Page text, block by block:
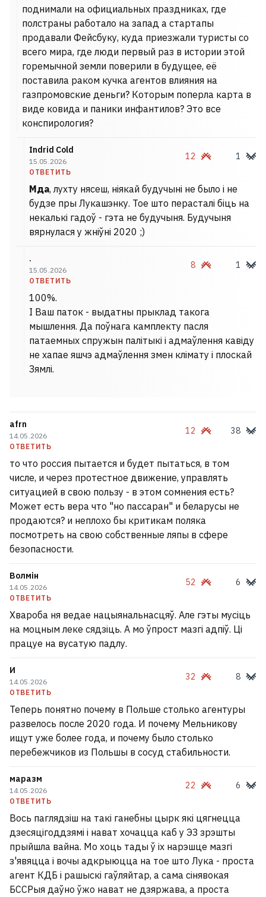
поднимали на официальных праздниках, где
полстраны работало на запад а стартапы
продавали Фейсбуку, куда приезжали туристы со
всего мира, где люди первый раз в истории этой
горемычной земли поверили в будущее, её
поставила раком кучка агентов влияния на
газпромовские деньги? Которым поперла карта в
виде ковида и паники инфантилов? Это все
конспирология?
Indrid Cold
15.05.2026
ОТВЕТИТЬ
12 1
Мда, лухту нясеш, ніякай будучыні не было і не
будзе пры Лукашэнку. Тое што перасталі біць на
некалькі гадоў - гэта не будучыня. Будучыня
вярнулася у жніўні 2020 ;)
.
15.05.2026
ОТВЕТИТЬ
8 1
100%.
І Ваш паток - выдатны прыклад такога
мышлення. Да поўнага камплекту пасля
патаемных спружын палітыкі і адмаўлення кавіду
не хапае яшчэ адмаўлення змен клімату і плоскай
Зямлі.
afrn
14.05.2026
ОТВЕТИТЬ
12 38
то что россия пытается и будет пытаться, в том
числе, и через протестное движение, управлять
ситуацией в свою пользу - в этом сомнения есть?
Может есть вера что "но пассаран" и беларусы не
продаются? и неплохо бы критикам поляка
посмотреть на свою собственные ляпы в сфере
безопасности.
Волмін
14.05.2026
ОТВЕТИТЬ
52 6
Хвароба ня ведае нацыянальнасцяў. Але гэты мусіць
на моцным леке сядзіць. А мо ўпрост мазгі адпіў. Ці
працуе на вусатую падлу.
И
14.05.2026
ОТВЕТИТЬ
32 8
Теперь понятно почему в Польше столько агентуры
развелось после 2020 года. И почему Мельникову
ищут уже более года, и почему было столько
перебежчиков из Польшы в сосуд стабильности.
маразм
14.05.2026
ОТВЕТИТЬ
22 6
Вось паглядзіш на такі ганебны цырк які цягнецца
дзесяцігоддзямі і нават хочацца каб у ЭЗ зрэшты
прыйшла вайна. Мо хоць тады ў іх нарэшце мазгі
з'явяцца і вочы адкрыюцца на тое што Лука - проста
агент КДБ і рашыскі гаўляйтар, а сама сінявокая
БССРыя даўно ўжо нават не дзяржава, а проста